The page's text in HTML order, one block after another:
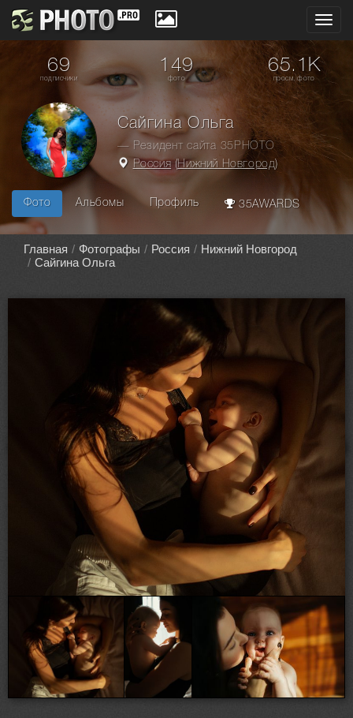
69
подписчики
149
фото
65.1K
просм. фото
Сайгина Ольга
— Резидент сайта 35PHOTO
Россия (Нижний Новгород)
Фото Альбомы Профиль 35AWARDS
Главная Фотографы Россия
Нижний Новгород
Сайгина Ольга